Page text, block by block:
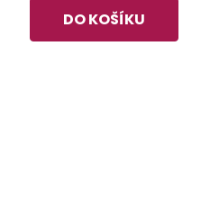
DO KOŠÍKU